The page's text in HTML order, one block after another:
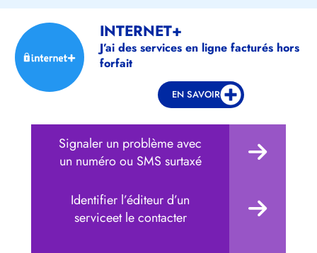
INTERNET+
J’ai des services en ligne facturés hors
forfait
EN SAVOIR
Signaler un problème avec
un numéro ou SMS surtaxé
Identifier l’éditeur d’un
serviceet le contacter